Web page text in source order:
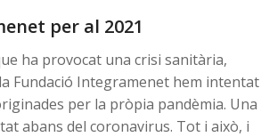
per al 2021
ha provocat una crisi sanitària,
Fundació Integramenet hem intentat
per la pròpia pandèmia. Una
abans del coronavirus. Tot i això, i